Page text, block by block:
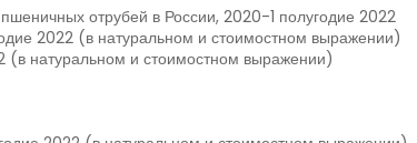
отрубей в России, 2020-1 полугодие 2022
2022 (в натуральном и стоимостном выражении)
(в натуральном и стоимостном выражении)